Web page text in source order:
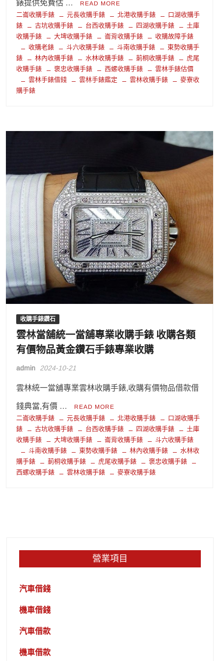
錶提供免費估 … READ MORE
二崙收購手錶 元長收購手錶 北港收購手錶
口湖收購手
錶
古坑收購手錶 台西收購手錶 四湖收購手錶
土庫
收購手錶
大埤收購手錶 崙背收購手錶
收購故障手錶
收購老錶
斗六收購手錶 斗南收購手錶
東勢收購手
錶
林內收購手錶 水林收購手錶 莿桐收購手錶
虎尾
收購手錶
褒忠收購手錶 西螺收購手錶
雲林手錶估價
雲林手錶借錢
雲林手錶鑑定 雲林收購手錶
麥寮收
購手錶
收購手錶鑽石
雲林當舖統一當舖專業收購手錶 收購各類
有價物品黃金鑽石手錶專業收購
admin 2024-10-21
雲林統一當舖專業雲林收購手錶,收購有價物品借款借
錢典當,有價 … READ MORE
二崙收購手錶 元長收購手錶 北港收購手錶
口湖收購手
錶
古坑收購手錶 台西收購手錶 四湖收購手錶
土庫
收購手錶
大埤收購手錶 崙背收購手錶
斗六收購手錶
斗南收購手錶
東勢收購手錶 林內收購手錶
水林收
購手錶
莿桐收購手錶 虎尾收購手錶
褒忠收購手錶
西螺收購手錶
雲林收購手錶 麥寮收購手錶
營業項目
汽車借錢
機車借錢
汽車借款
機車借款